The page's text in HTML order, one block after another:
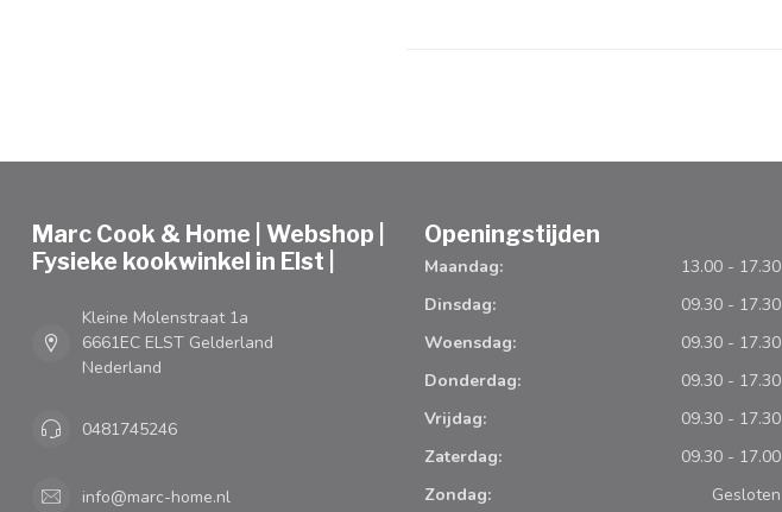
Marc Cook & Home | Webshop |
Fysieke kookwinkel in Elst |
Kleine Molenstraat 1a
6661EC ELST Gelderland
Nederland
0481745246
info@marc-home.nl
Openingstijden
Maandag:
13.00 - 17.30
Dinsdag:
09.30 - 17.30
Woensdag:
09.30 - 17.30
Donderdag:
09.30 - 17.30
Vrijdag:
09.30 - 17.30
Zaterdag:
09.30 - 17.00
Zondag:
Gesloten